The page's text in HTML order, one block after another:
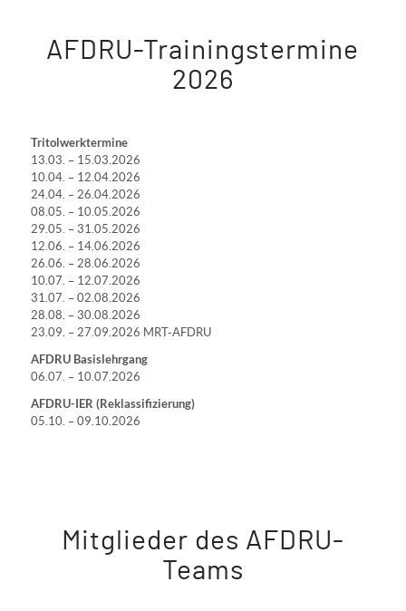
AFDRU-Trainingstermine
2026
Tritolwerktermine
13.03. – 15.03.2026
10.04. – 12.04.2026
24.04. – 26.04.2026
08.05. – 10.05.2026
29.05. – 31.05.2026
12.06. – 14.06.2026
26.06. – 28.06.2026
10.07. – 12.07.2026
31.07. – 02.08.2026
28.08. – 30.08.2026
23.09. – 27.09.2026 MRT-AFDRU
AFDRU Basislehrgang
06.07. – 10.07.2026
AFDRU-IER (Reklassifizierung)
05.10. – 09.10.2026
Mitglieder des AFDRU-
Teams